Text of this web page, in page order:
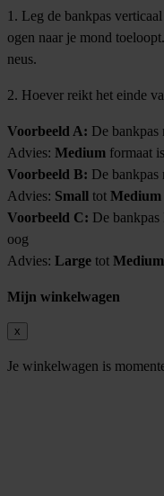
1. Leg de bankpas
ogen naar je mond
neus.
2. Hoever reikt het einde
Voorbeeld A: De bankpas
Advies: Medium formaat
Voorbeeld B: De
Advies: Small tot Medium
Voorbeeld C: De
oog
Advies: Large tot Medium
Mijn winkelwagen
x
Je winkelwagen is